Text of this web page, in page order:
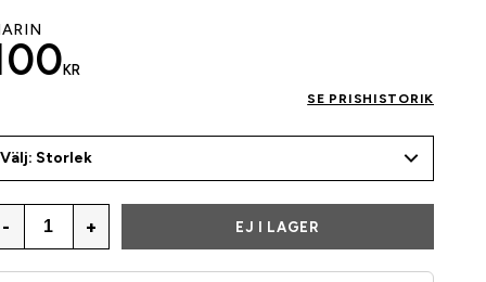
KR
SE PRISHISTORIK
Välj: Storlek
- + EJ I LAGER